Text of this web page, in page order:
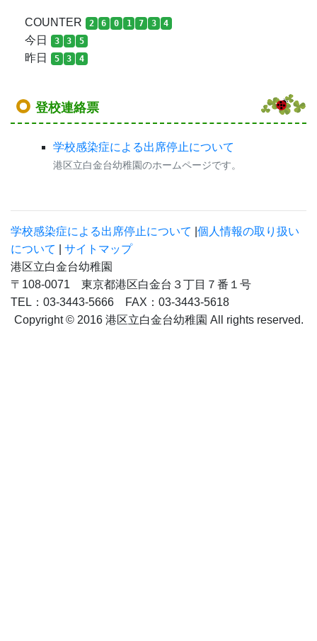
COUNTER 2 6 0 1 7 3 4
今日 3 3 5
昨日 5 3 4
登校連絡票
学校感染症による出席停止について
港区立白金台幼稚園のホームページです。
学校感染症による出席停止について 個人情報の取り扱い
について
サイトマップ
港区立白金台幼稚園
〒108-0071 東京都港区白金台３丁目７番１号
TEL：03-3443-5666 FAX：03-3443-5618
Copyright © 2016 港区立白金台幼稚園 All rights reserved.